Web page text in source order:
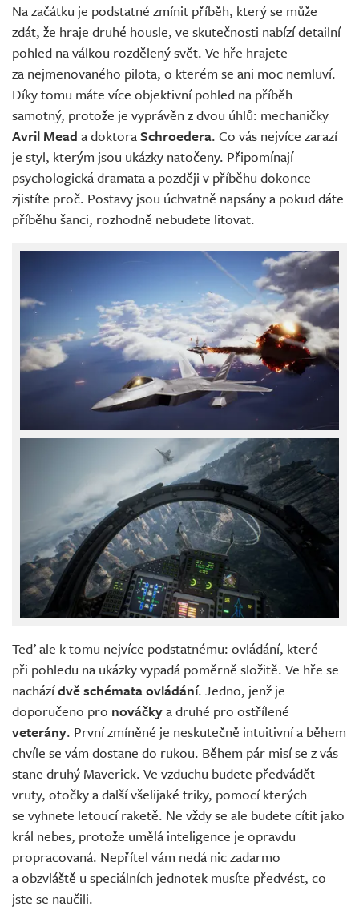
Na začátku je podstatné zmínit příběh, který se může
zdát, že hraje druhé housle, ve skutečnosti nabízí detailní
pohled na válkou rozdělený svět. Ve hře hrajete
za nejmenovaného pilota, o kterém se ani moc nemluví.
Díky tomu máte více objektivní pohled na příběh
samotný, protože je vyprávěn z dvou úhlů: mechaničky
Avril Mead a doktoraSchroedera. Co vás nejvíce zarazí
je styl, kterým jsou ukázky natočeny. Připomínají
psychologická dramata a později v příběhu dokonce
zjistíte proč. Postavy jsou úchvatně napsány a pokud dáte
příběhu šanci, rozhodně nebudete litovat.
Teď ale k tomu nejvíce podstatnému: ovládání, které
při pohledu na ukázky vypadá poměrně složitě. Ve hře se
nacházídvě schémata ovládání. Jedno, jenž je
doporučeno pro nováčkya druhé pro ostřílené
veterány. První zmíněné je neskutečně intuitivní a během
chvíle se vám dostane do rukou. Během pár misí se z vás
stane druhý Maverick. Ve vzduchu budete předvádět
vruty, otočky a další všelijaké triky, pomocí kterých
se vyhnete letoucí raketě. Ne vždy se ale budete cítit jako
král nebes, protože umělá inteligence je opravdu
propracovaná. Nepřítel vám nedá nic zadarmo
a obzvláště u speciálních jednotek musíte předvést, co
jste se naučili.